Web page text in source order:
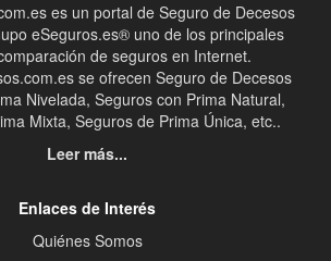
es un portal de Seguro de Decesos
eSeguros.es® uno de los principales
de seguros en Internet.
se ofrecen Seguro de Decesos
Nivelada, Seguros con Prima Natural,
Mixta, Seguros de Prima Única, etc..
Leer más...
Enlaces de Interés
Quiénes Somos